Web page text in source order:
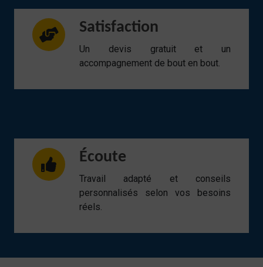
Satisfaction
Un devis gratuit et un
accompagnement de bout en bout.
Écoute
Travail adapté et conseils
personnalisés selon vos besoins
réels.